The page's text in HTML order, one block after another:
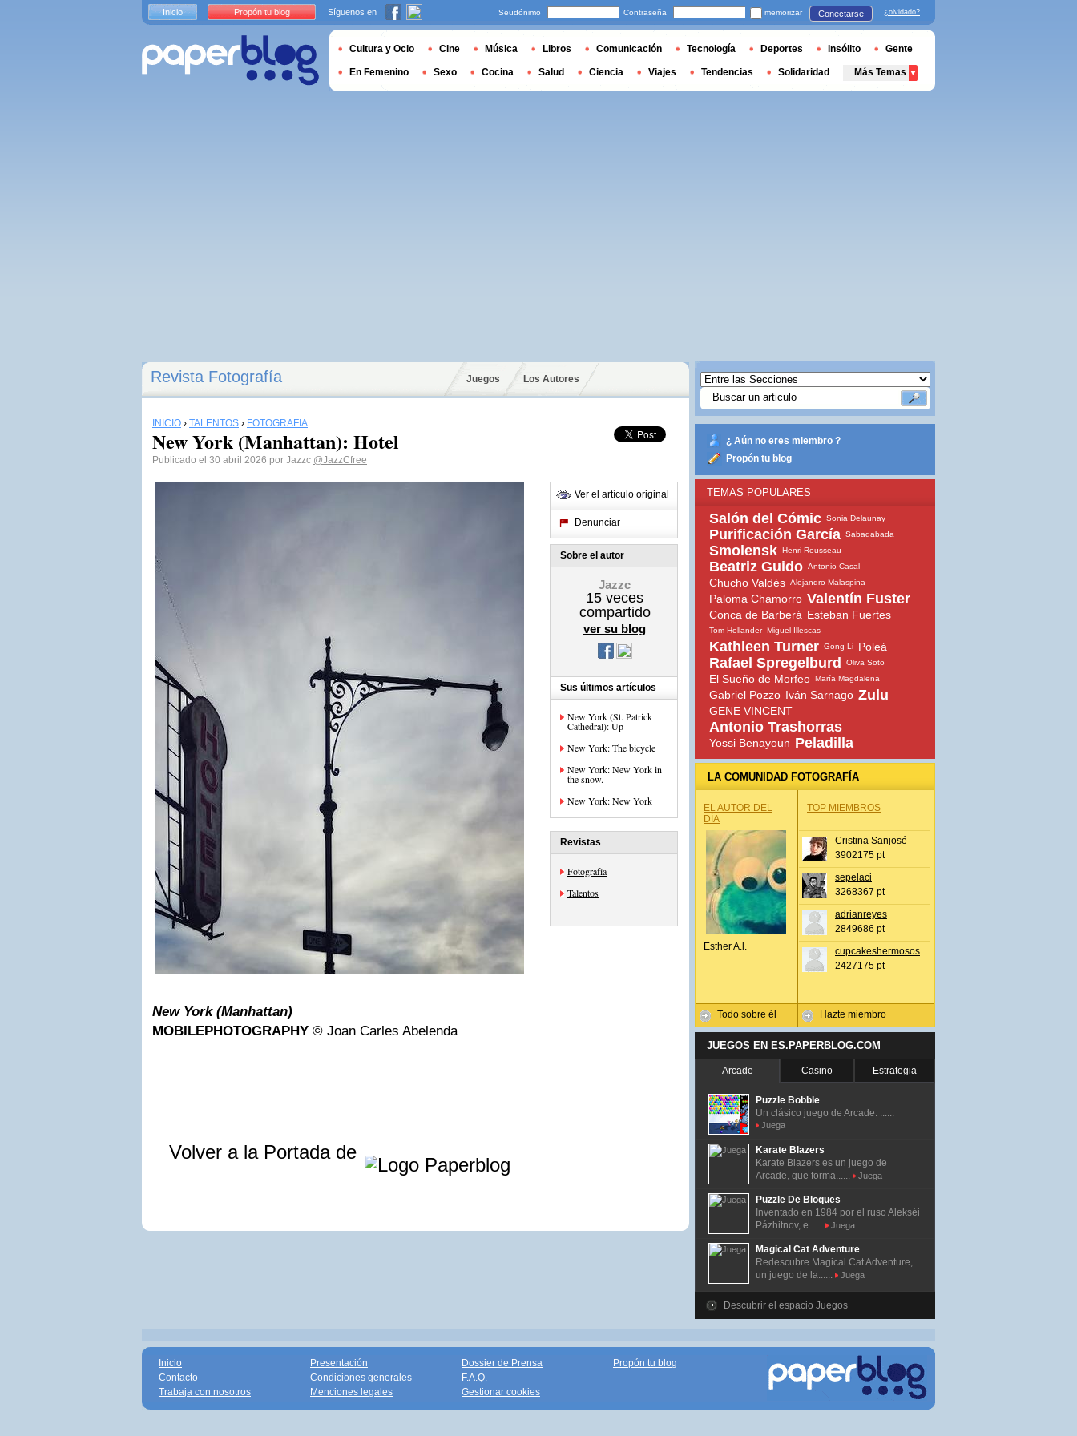
Revista Fotografía Juegos Los Autores
INICIO › TALENTOS › FOTOGRAFÍA
New York (Manhattan): Hotel
Publicado el 30 abril 2026 por Jazzc @JazzCfree
New York (Manhattan)
MOBILEPHOTOGRAPHY © Joan Carles Abelenda
Volver a la Portada de
Ver el artículo original
Denunciar
Sobre el autor
Jazzc
15 veces
compartido
ver su blog
Sus últimos artículos
New York (St. Patrick
Cathedral): Up
New York: The bicycle
New York: New York in
the snow.
New York: New York
Revistas
Fotografía
Talentos
¿ Aún no eres miembro ?
Propón tu blog
TEMAS POPULARES
Salón del Cómic Sonia Delaunay
Purificación García Sabadabada
Smolensk Henri Rousseau
Beatriz Guido Antonio Casal
Chucho Valdés Alejandro Malaspina
Paloma Chamorro Valentín Fuster
Conca de Barberá Esteban Fuertes
Tom Hollander Miguel Illescas
Kathleen Turner Gong Li Poleá
Rafael Spregelburd Oliva Soto
El Sueño de Morfeo María Magdalena
Gabriel Pozzo Iván Sarnago Zulu
GENE VINCENT
Antonio Trashorras
Yossi Benayoun Peladilla
LA COMUNIDAD FOTOGRAFÍA
EL AUTOR DEL
DÍA
Esther A.l.
Todo sobre él
TOP MIEMBROS
Cristina Sanjosé
3902175 pt
sepelaci
3268367 pt
adrianreyes
2849686 pt
cupcakeshermosos
2427175 pt
Hazte miembro
JUEGOS EN ES.PAPERBLOG.COM
Arcade Casino Estrategia
Puzzle Bobble
Un clásico juego de Arcade. ......
Juega
Karate Blazers
Karate Blazers es un juego de
Arcade, que forma......
Juega
Puzzle De Bloques
Inventado en 1984 por el ruso Alekséi
Pázhitnov, e......
Juega
Magical Cat Adventure
Redescubre Magical Cat Adventure,
un juego de la......
Juega
Descubrir el espacio Juegos
Inicio Propón tu blog Síguenos en Seudónimo Contraseña memorizar Conectarse ¿olvidado?
Cultura y Ocio Cine Música Libros Comunicación Tecnología Deportes Insólito Gente
En Femenino Sexo Cocina Salud Ciencia Viajes Tendencias Solidaridad Más Temas
Inicio
Contacto
Trabaja con nosotros
Presentación
Condiciones generales
Menciones legales
Dossier de Prensa
F.A.Q.
Gestionar cookies
Propón tu blog